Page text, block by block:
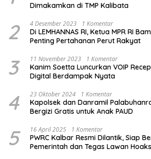
Dimakamkan di TMP Kalibata
2 4 Desember 2023 1 Komentar
Di LEMHANNAS RI, Ketua MPR RI
Penting Pertahanan Perut Rakyat
3 11 November 2023 1 Komentar
Kanim Soetta Luncurkan VOIP
Digital Berdampak Nyata
4 23 Oktober 2024 1 Komentar
Kapolsek dan Danramil
Bergizi Gratis untuk Anak PAUD
5 16 April 2025 1 Komentar
PWRC Kalbar Resmi Dilantik, Siap
Pemerintah dan Tegas Lawan Hoaks